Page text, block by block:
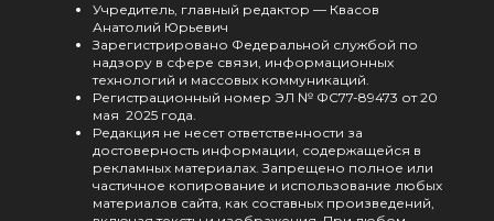
Учредитель, главный редактор — Квасов
Анатолий Юрьевич
Зарегистрировано Федеральной службой по
надзору в сфере связи, информационных
технологий и массовых коммуникаций.
Регистрационный номер ЭЛ № ФС77-89473 от 20
мая 2025 года.
Редакция не несет ответственности за
достоверность информации, содержащейся в
рекламных материалах. Запрещено полное или
частичное копирование и использование любых
материалов сайта, как составных произведений,